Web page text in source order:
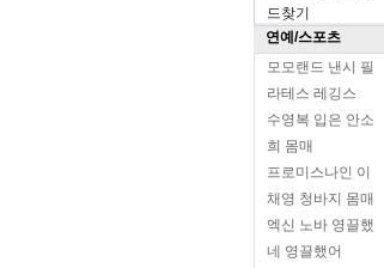
드찾기
연예/스포츠
모모랜드 낸시 필
라테스 레깅스
수영복 입은 안소
희 몸매
프로미스나인 이
채영 청바지 몸매
엑신 노바 영끌했
네 영끌했어